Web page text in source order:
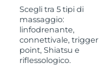
Scegli tra 5 tipi di
massaggio:
linfodrenante,
connettivale, trigger
point, Shiatsu e
riflessologico.